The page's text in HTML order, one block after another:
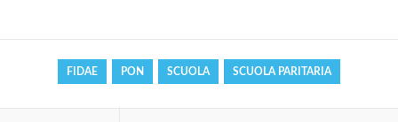
FIDAE PON SCUOLA SCUOLA PARITARIA